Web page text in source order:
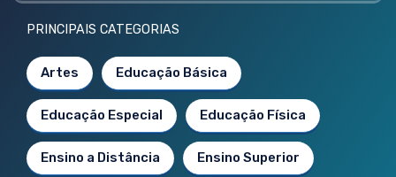
PRINCIPAIS CATEGORIAS
Artes Educação Básica
Educação Especial Educação Física
Ensino a Distância Ensino Superior